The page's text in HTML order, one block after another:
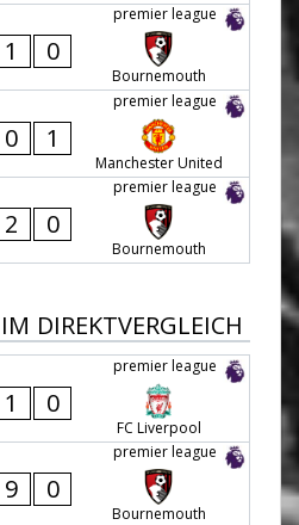
premier league
1 0
Bournemouth
premier league
0 1
Manchester United
premier league
2 0
Bournemouth
DIREKTVERGLEICH
premier league
1 0
FC Liverpool
premier league
9 0
Bournemouth